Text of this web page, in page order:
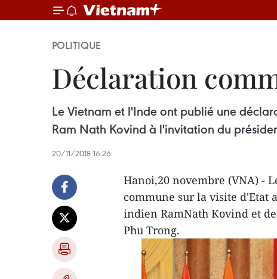
POLITIQUE
Déclaration
Le Vietnam et l'Inde ont publié une
Ram Nath Kovind à l'invitation du
20/11/2018 16:26
Hanoi,20 novembre (VNA) -
commune sur la visite d'Etat
indien RamNath Kovind et
Phu Trong.